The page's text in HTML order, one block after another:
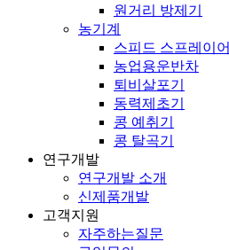
원거리 방제기
농기계
스피드 스프레이어
농업용운반차
퇴비살포기
동력제초기
콩 예취기
콩 탈곡기
연구개발
연구개발 소개
신제품개발
고객지원
자주하는질문